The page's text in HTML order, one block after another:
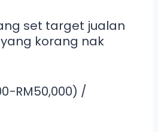
set target jualan
yang korang nak
/